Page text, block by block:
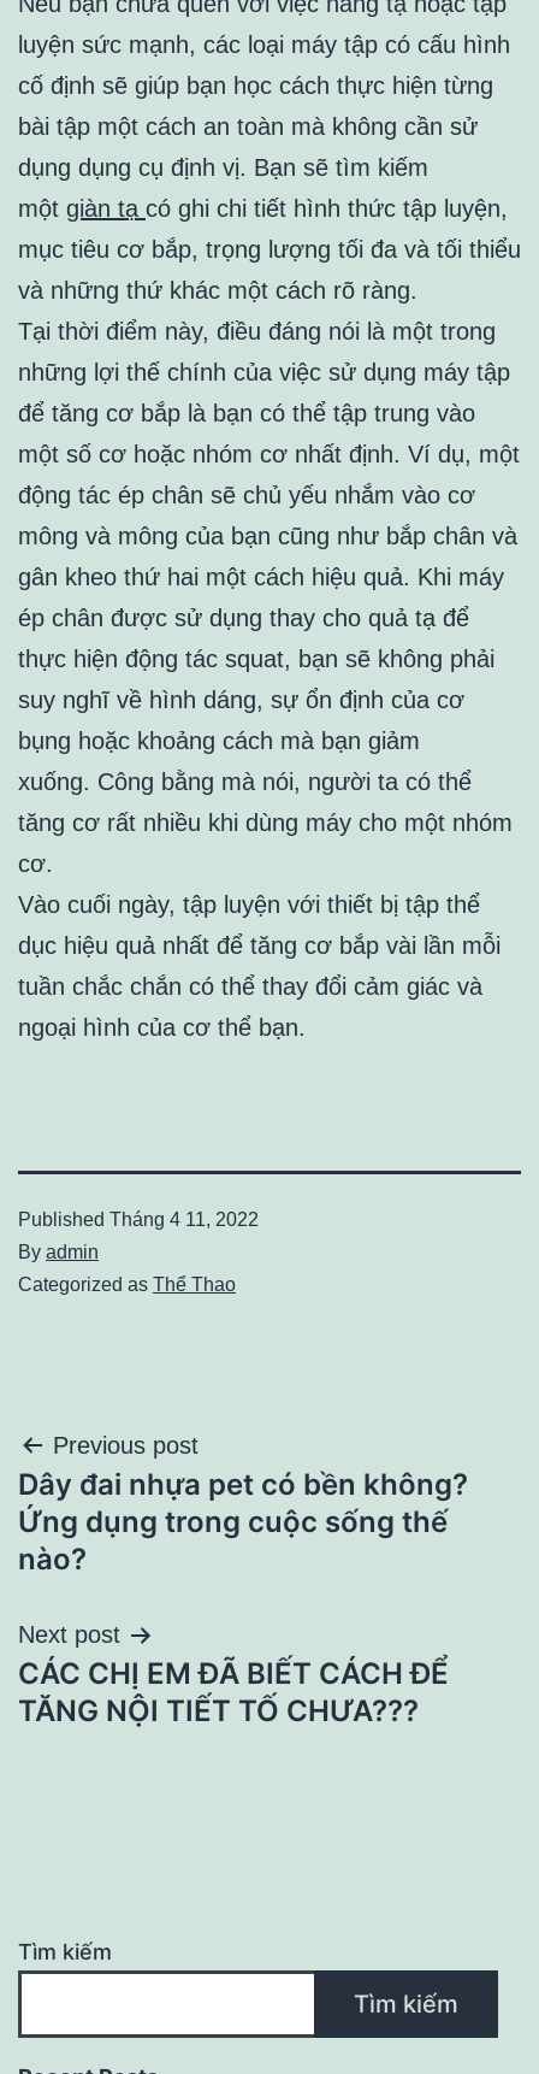
luyện sức mạnh, các loại máy tập có cấu hình
cố định sẽ giúp bạn học cách thực hiện từng
bài tập một cách an toàn mà không cần sử
dụng dụng cụ định vị. Bạn sẽ tìm kiếm
một giàn tạ có ghi chi tiết hình thức tập luyện,
mục tiêu cơ bắp, trọng lượng tối đa và tối thiểu
và những thứ khác một cách rõ ràng.
Tại thời điểm này, điều đáng nói là một trong
những lợi thế chính của việc sử dụng máy tập
để tăng cơ bắp là bạn có thể tập trung vào
một số cơ hoặc nhóm cơ nhất định. Ví dụ, một
động tác ép chân sẽ chủ yếu nhắm vào cơ
mông và mông của bạn cũng như bắp chân và
gân kheo thứ hai một cách hiệu quả. Khi máy
ép chân được sử dụng thay cho quả tạ để
thực hiện động tác squat, bạn sẽ không phải
suy nghĩ về hình dáng, sự ổn định của cơ
bụng hoặc khoảng cách mà bạn giảm
xuống. Công bằng mà nói, người ta có thể
tăng cơ rất nhiều khi dùng máy cho một nhóm
cơ.
Vào cuối ngày, tập luyện với thiết bị tập thể
dục hiệu quả nhất để tăng cơ bắp vài lần mỗi
tuần chắc chắn có thể thay đổi cảm giác và
ngoại hình của cơ thể bạn.
Published Tháng 4 11, 2022
By admin
Categorized as Thể Thao
Điều
hướng
bài
viết
Previous post
Dây đai nhựa pet có bền không?
Ứng dụng trong cuộc sống thế
nào?
Next post
CÁC CHỊ EM ĐÃ BIẾT CÁCH ĐỂ
TĂNG NỘI TIẾT TỐ CHƯA???
Tìm kiếm
Tìm kiếm